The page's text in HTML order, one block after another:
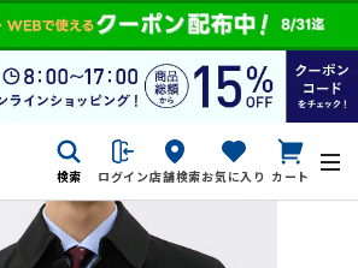
検索 ログイン店舗検索お気に入り カート